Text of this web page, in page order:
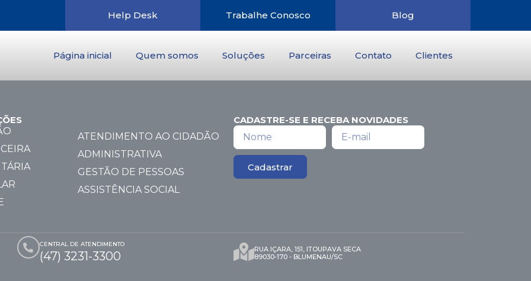
Help Desk Trabalhe Conosco Blog
Página inicial Quem somos Soluções Parceiras Contato Clientes
ATENDIMENTO AO CIDADÃO
ADMINISTRATIVA
GESTÃO DE PESSOAS
ASSISTÊNCIA SOCIAL
CADASTRE-SE E RECEBA NOVIDADES
Cadastrar
CENTRAL DE ATENDIMENTO
(47) 3231-3300
RUA IÇARA, 151, ITOUPAVA SECA
89030-170 - BLUMENAU/SC